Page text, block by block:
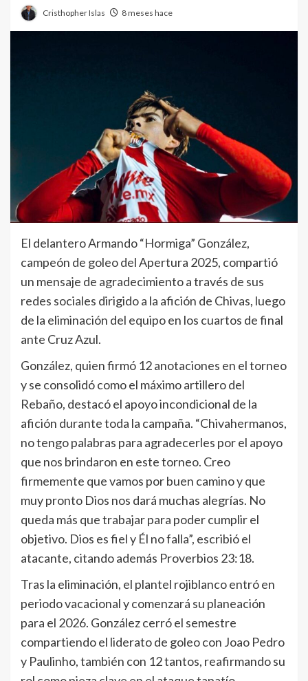
Cristhopher Islas 8 meses hace
El delantero Armando “Hormiga” González,
campeón de goleo del Apertura 2025, compartió
un mensaje de agradecimiento a través de sus
redes sociales dirigido a la afición de Chivas, luego
de la eliminación del equipo en los cuartos de final
ante Cruz Azul.
González, quien firmó 12 anotaciones en el torneo
y se consolidó como el máximo artillero del
Rebaño, destacó el apoyo incondicional de la
afición durante toda la campaña. “Chivahermanos,
no tengo palabras para agradecerles por el apoyo
que nos brindaron en este torneo. Creo
firmemente que vamos por buen camino y que
muy pronto Dios nos dará muchas alegrías. No
queda más que trabajar para poder cumplir el
objetivo. Dios es fiel y Él no falla”, escribió el
atacante, citando además Proverbios 23:18.
Tras la eliminación, el plantel rojiblanco entró en
periodo vacacional y comenzará su planeación
para el 2026. González cerró el semestre
compartiendo el liderato de goleo con Joao Pedro
y Paulinho, también con 12 tantos, reafirmando su